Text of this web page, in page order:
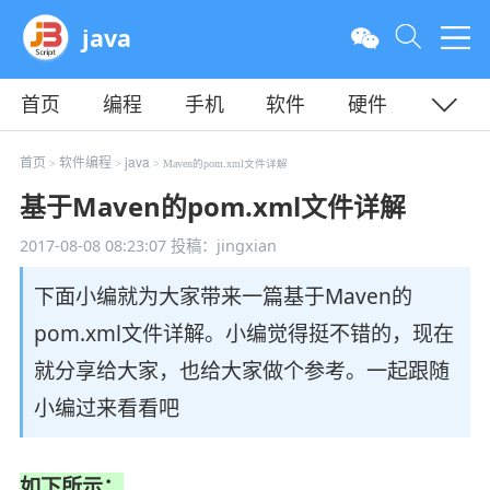
java
首页 编程 手机 软件
硬件
教程
平面 服务器
首页 > 软件编程 > java> Maven的pom.xml文件详解
基于Maven的pom.xml文件详解
2017-08-08 08:23:07投稿：jingxian
下面小编就为大家带来一篇基于Maven的
pom.xml文件详解。小编觉得挺不错的，现在
就分享给大家，也给大家做个参考。一起跟随
小编过来看看吧